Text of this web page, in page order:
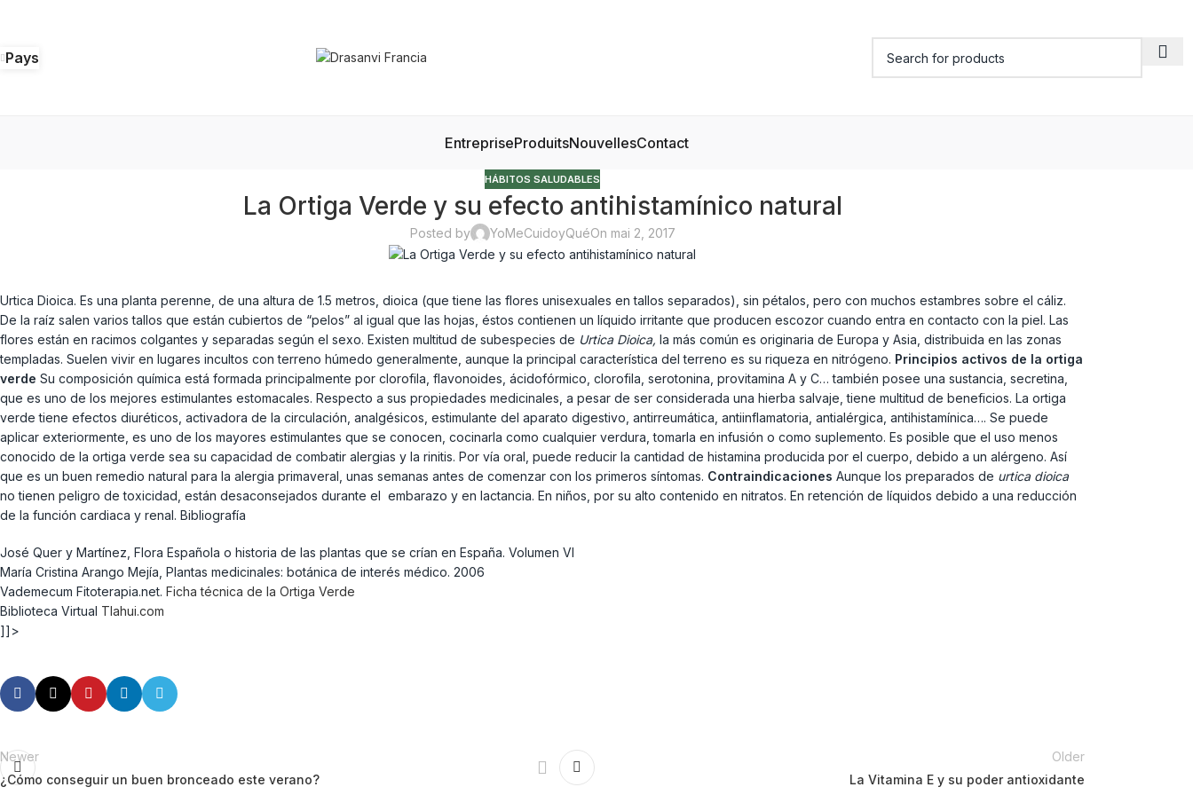
Pays
EntrepriseProduitsNouvellesContact
HÁBITOS SALUDABLES
La Ortiga Verde y su efecto antihistamínico natural
Posted by YoMeCuidoyQuéOn mai 2, 2017
Urtica Dioica. Es una planta perenne, de una altura de 1.5 metros, dioica (que tiene las flores unisexuales en tallos separados), sin pétalos, pero con muchos estambres sobre el cáliz.
De la raíz salen varios tallos que están cubiertos de “pelos” al igual que las hojas, éstos contienen un líquido irritante que producen escozor cuando entra en contacto con la piel. Las
flores están en racimos colgantes y separadas según el sexo. Existen multitud de subespecies de Urtica Dioica, la más común es originaria de Europa y Asia, distribuida en las zonas
templadas. Suelen vivir en lugares incultos con terreno húmedo generalmente, aunque la principal característica del terreno es su riqueza en nitrógeno. Principios activos de la ortiga
verde Su composición química está formada principalmente por clorofila, flavonoides, ácidofórmico, clorofila, serotonina, provitamina A y C… también posee una sustancia, secretina,
que es uno de los mejores estimulantes estomacales. Respecto a sus propiedades medicinales, a pesar de ser considerada una hierba salvaje, tiene multitud de beneficios. La ortiga
verde tiene efectos diuréticos, activadora de la circulación, analgésicos, estimulante del aparato digestivo, antirreumática, antiinflamatoria, antialérgica, antihistamínica…. Se puede
aplicar exteriormente, es uno de los mayores estimulantes que se conocen, cocinarla como cualquier verdura, tomarla en infusión o como suplemento. Es posible que el uso menos
conocido de la ortiga verde sea su capacidad de combatir alergias y la rinitis. Por vía oral, puede reducir la cantidad de histamina producida por el cuerpo, debido a un alérgeno. Así
que es un buen remedio natural para la alergia primaveral, unas semanas antes de comenzar con los primeros síntomas. Contraindicaciones Aunque los preparados de urtica dioica
no tienen peligro de toxicidad, están desaconsejados durante el embarazo y en lactancia. En niños, por su alto contenido en nitratos. En retención de líquidos debido a una reducción
de la función cardiaca y renal. Bibliografía
José Quer y Martínez, Flora Española o historia de las plantas que se crían en España. Volumen VI
María Cristina Arango Mejía, Plantas medicinales: botánica de interés médico. 2006
Vademecum Fitoterapia.net. Ficha técnica de la Ortiga Verde
Biblioteca Virtual Tlahui.com
]]>
Newer
¿Cómo conseguir un buen bronceado este verano?
Older
La Vitamina E y su poder antioxidante